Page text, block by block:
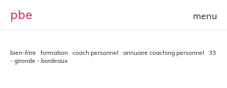
pbe
bien-être formation coach personnel annuaire coaching personnel
33
- gironde - bordeaux